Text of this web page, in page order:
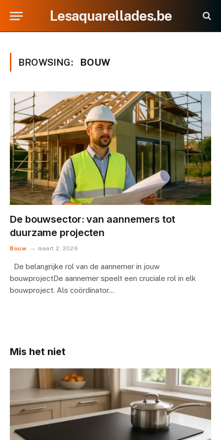
Lesaquarellades.be
BROWSING: BOUW
De bouwsector: van aannemers tot
duurzame projecten
Bouw maart 2, 2026
De belangrijke rol van de aannemer in jouw
bouwprojectDe aannemer speelt een cruciale rol in elk
bouwproject. Als coördinator…
Mis het niet